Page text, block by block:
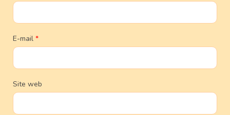
E-mail *
Site web